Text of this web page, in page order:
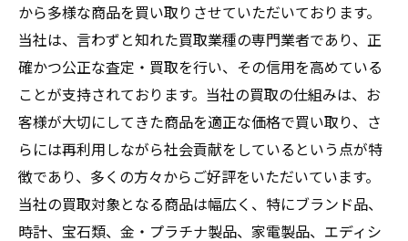
から多様な商品を買い取りさせていただいております。
当社は、言わずと知れた買取業種の専門業者であり、正
確かつ公正な査定・買取を行い、その信用を高めている
ことが支持されております。当社の買取の仕組みは、お
客様が大切にしてきた商品を適正な価格で買い取り、さ
らには再利用しながら社会貢献をしているという点が特
徴であり、多くの方々からご好評をいただいています。
当社の買取対象となる商品は幅広く、特にブランド品、
時計、宝石類、金・プラチナ製品、家電製品、エディシ